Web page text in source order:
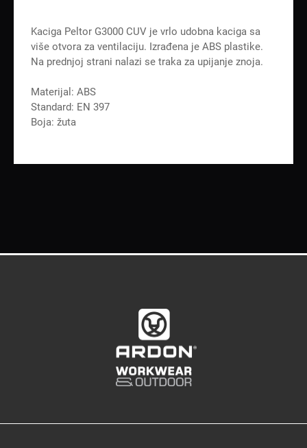
Kaciga Peltor G3000 CUV je vrlo udobna kaciga sa
više otvora za ventilaciju. Izrađena je ABS plastike.
Na prednjoj strani nalazi se traka za upijanje znoja.
Materijal: ABS
Standard: EN 397
Boja: žuta